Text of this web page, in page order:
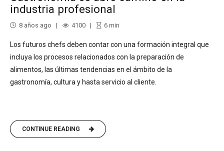
industria profesional
8 años ago 4100 6min
Los futuros chefs deben contar con una formación integral que
incluya los procesos relacionados con la preparación de
alimentos, las últimas tendencias en el ámbito de la
gastronomía, cultura y hasta servicio al cliente.
CONTINUE READING